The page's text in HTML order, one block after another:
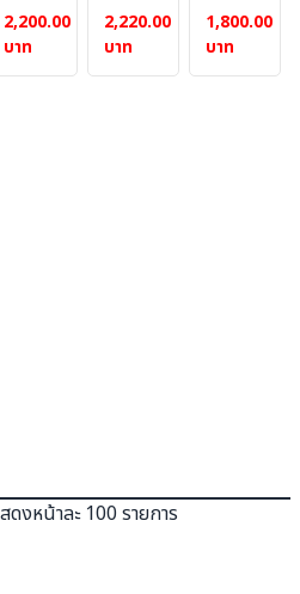
แขน)
+กัน
น้ำ
g ,
2,200.00
บาท
น้ำ
เหล็ก
BESTSAFE
กรม
2,220.00
บาท
สำหรับ
ป้องกัน
ไฟ
1,800.00
บาท
งหน้าละ 100 รายการ